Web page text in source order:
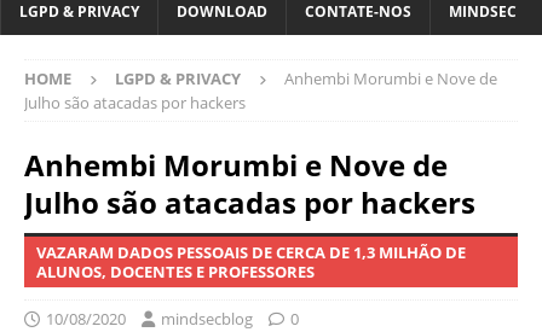
LGPD & PRIVACY DOWNLOAD CONTATE-NOS MINDSEC
HOME LGPD & PRIVACY
Anhembi Morumbi e Nove de
Julho são atacadas por hackers
Anhembi Morumbi e Nove de
Julho são atacadas por hackers
VAZARAM DADOS PESSOAIS DE CERCA DE 1,3 MILHÃO DE
ALUNOS, DOCENTES E PROFESSORES
10/08/2020 mindsecblog 0